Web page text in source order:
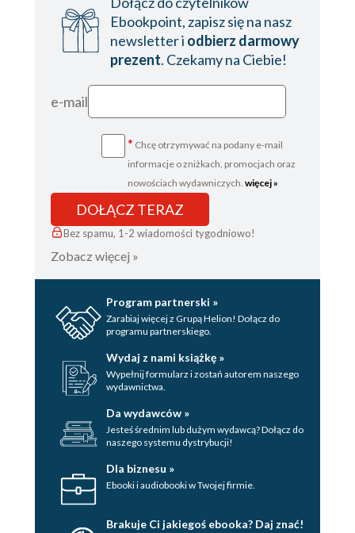
Rozdział 32
Rozdział 33
Rozdział 34
Rozdział 35
Rozdział 37
Rozdział 39
Rozdział 40
Rozdział 41
Rozdział 42
Rozdział 43
Rozdział 44
Rozdział 45
Rozdział 46
Rozdział 47
Podziękowania
Karta redakcyjna
Ebookpoint, zapisz się na nasz
newsletter i odbierz darmowy
prezent. Czekamy na Ciebie!
e-mail
* Chcę otrzymywać na podany e-mail
informacje o zniżkach, promocjach oraz
nowościach wydawniczych. więcej »
DOŁĄCZ TERAZ
Bez spamu, 1-2 wiadomości tygodniowo!
Zobacz więcej »
Program partnerski »
Zarabiaj więcej z Grupą Helion! Dołącz do
programu partnerskiego.
Wydaj z nami książkę »
Wypełnij formularz i zostań autorem naszego
wydawnictwa.
Da wydawców »
Jesteś średnim lub dużym wydawcą? Dołącz do
naszego systemu dystrybucji!
Dla biznesu »
Ebooki i audiobooki w Twojej firmie.
Brakuje Ci jakiegoś ebooka? Daj znać!